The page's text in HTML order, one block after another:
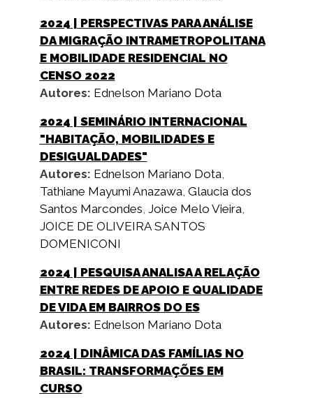
2024 | PERSPECTIVAS PARA ANÁLISE
DA MIGRAÇÃO INTRAMETROPOLITANA
E MOBILIDADE RESIDENCIAL NO
CENSO 2022
Autores: Ednelson Mariano Dota
2024 | SEMINÁRIO INTERNACIONAL
"HABITAÇÃO, MOBILIDADES E
DESIGUALDADES"
Autores: Ednelson Mariano Dota,
Tathiane Mayumi Anazawa, Glaucia dos
Santos Marcondes Joice Melo Vieira,
JOICE DE OLIVEIRA SANTOS
DOMENICONI
2024 | PESQUISA ANALISA A RELAÇÃO
ENTRE REDES DE APOIO E QUALIDADE
DE VIDA EM BAIRROS DO ES
Autores: Ednelson Mariano Dota
2024 | DINÂMICA DAS FAMÍLIAS NO
BRASIL: TRANSFORMAÇÕES EM
CURSO